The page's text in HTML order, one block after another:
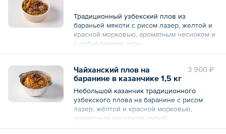
Традиционный узбекский плов из
бараньей мякоти с рисом лазер, желтой и
красной морковью, ароматным чесноком и
с добавлением зиры.
3 900 ₽
Чайханский плов на
баранине в казанчике 1,5 кг
Небольшой казанчик традиционного
узбекского плова на баранине с рисом
лазер, жёлтой и красной морковью,
ароматным чесноком, зирой.